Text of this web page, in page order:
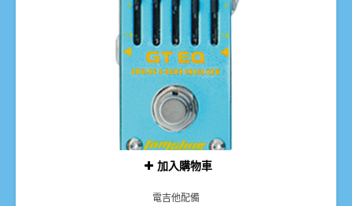
加入購物車
電吉他配備